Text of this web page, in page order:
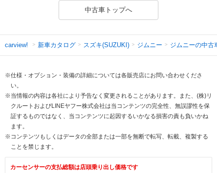
中古車トップへ
carview! 新車カタログ スズキ(SUZUKI) ジムニー ジムニーの中古
※仕様・オプション・装備の詳細については各販売店にお問い合わせくださ
い。
※当情報の内容は各社により予告なく変更されることがあります。また、(株)リ
クルートおよびLINEヤフー株式会社は当コンテンツの完全性、無誤謬性を保
証するものではなく、当コンテンツに起因するいかなる損害の責も負いかね
ます。
※コンテンツもしくはデータの全部または一部を無断で転写、転載、複製する
ことを禁じます。
カーセンサーの支払総額は店頭乗り出し価格です